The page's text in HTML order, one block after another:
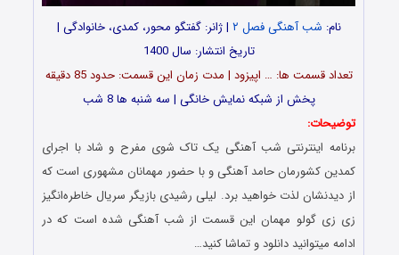
نام: شب آهنگی فصل ۲
| ژانر: گفتگو محور، کمدی، خانوادگی |
تاریخ انتشار: سال 1400
تعداد قسمت ها: … اپیزود | مدت زمان این قسمت: حدود 85 دقیقه
پخش از شبکه نمایش خانگی | سه شنبه ها 8 شب
توضیحات:
برنامه اینترنتی شب آهنگی یک تاک شوی مفرح و شاد با اجرای
کمدین کشورمان حامد آهنگی و با حضور مهمانان مشهوری است که
از دیدنشان لذت خواهید برد. لیلی رشیدی بازیگر سریال خاطره‌انگیز
زی زی گولو مهمان این قسمت از شب آهنگی شده است که در
ادامه میتوانید دانلود و تماشا کنید…